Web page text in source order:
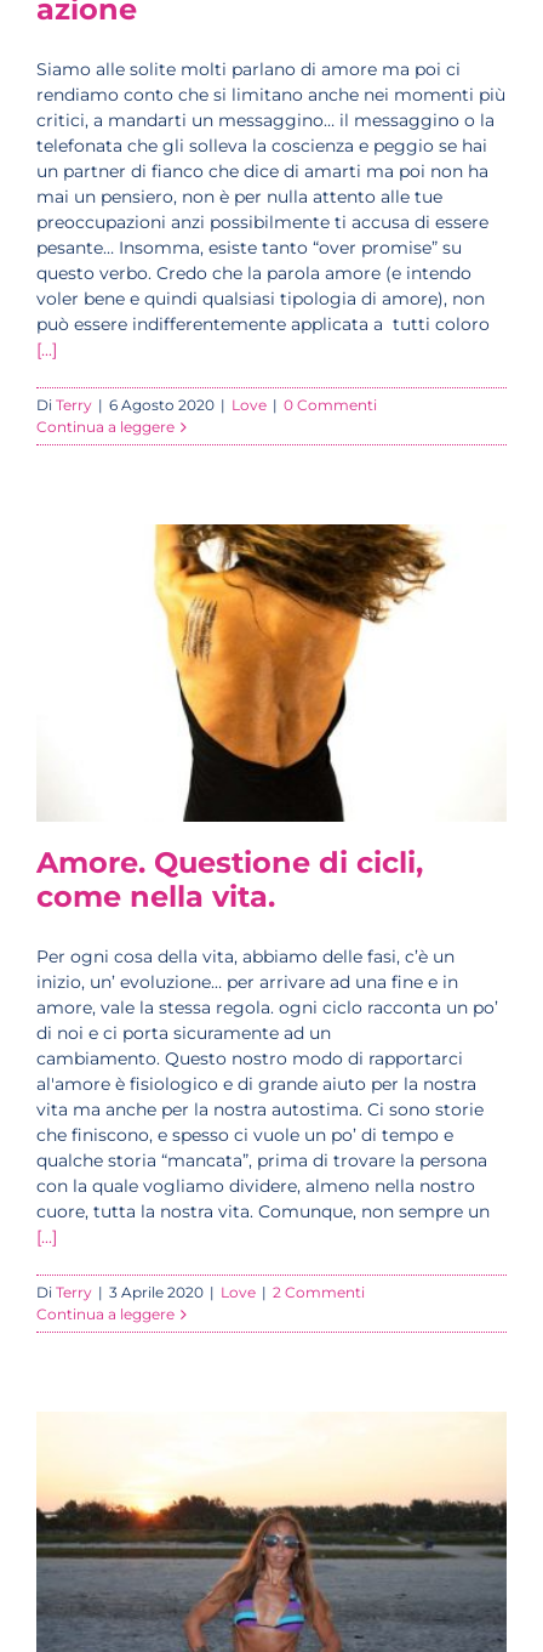
azione
Siamo alle solite molti parlano di amore ma poi ci
rendiamo conto che si limitano anche nei momenti più
critici, a mandarti un messaggino… il messaggino o la
telefonata che gli solleva la coscienza e peggio se hai
un partner di fianco che dice di amarti ma poi non ha
mai un pensiero, non è per nulla attento alle tue
preoccupazioni anzi possibilmente ti accusa di essere
pesante… Insomma, esiste tanto “over promise” su
questo verbo. Credo che la parola amore (e intendo
voler bene e quindi qualsiasi tipologia di amore), non
può essere indifferentemente applicata a tutti coloro
[...]
Di Terry | 6 Agosto 2020 | Love | 0 Commenti
Continua a leggere
Amore. Questione di cicli,
come nella vita.
Per ogni cosa della vita, abbiamo delle fasi, c’è un
inizio, un’ evoluzione… per arrivare ad una fine e in
amore, vale la stessa regola. ogni ciclo racconta un po’
di noi e ci porta sicuramente ad un
cambiamento. Questo nostro modo di rapportarci
al'amore è fisiologico e di grande aiuto per la nostra
vita ma anche per la nostra autostima. Ci sono storie
che finiscono, e spesso ci vuole un po’ di tempo e
qualche storia “mancata”, prima di trovare la persona
con la quale vogliamo dividere, almeno nella nostro
cuore, tutta la nostra vita. Comunque, non sempre un
[...]
Di Terry | 3 Aprile 2020 | Love | 2 Commenti
Continua a leggere